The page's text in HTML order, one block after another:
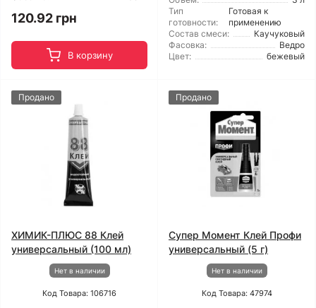
120.92 грн
В корзину
Тип
готовности:
Готовая к
применению
Состав смеси:
Каучуковый
Фасовка:
Ведро
Цвет:
бежевый
Продано
ХИМИК-ПЛЮС 88 Клей
универсальный (100 мл)
Нет в наличии
Код Товара: 106716
Продано
Супер Момент Клей Профи
универсальный (5 г)
Нет в наличии
Код Товара: 47974